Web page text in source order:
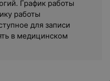
График работы
работы
для записи
в медицинском